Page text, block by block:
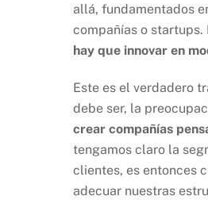
allá, fundamentados
compañías o startups.
hay que innovar en
Este es el verdadero
debe ser, la
crear compañías
tengamos claro la
clientes, es entonces
adecuar nuestras